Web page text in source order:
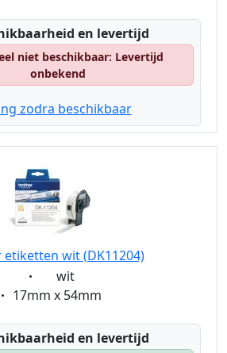
en levertijd
niet beschikbaar: Levertijd
onbekend
zodra beschikbaar
wit (DK11204)
Eigenschaft:
wit
Eigenschaft:
17mm x 54mm
en levertijd